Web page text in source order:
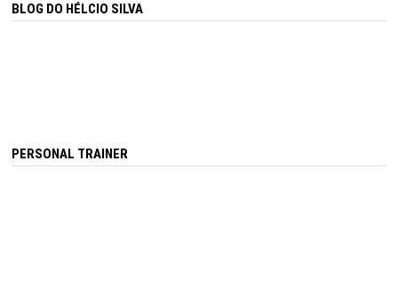
BLOG DO HÉLCIO SILVA
PERSONAL TRAINER